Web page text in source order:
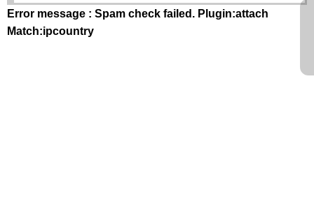
Error message : Spam check failed. Plugin:attach
Match:ipcountry